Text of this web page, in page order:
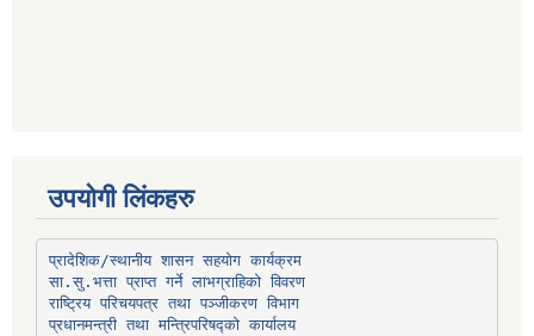
उपयोगी लिंकहरु
प्रादेशिक/स्थानीय शासन सहयोग कार्यक्रम
सा.सु.भत्ता प्राप्त गर्ने लाभग्राहिको विवरण
राष्ट्रिय परिचयपत्र तथा पञ्‍जीकरण विभाग
प्रधानमन्त्री तथा मन्त्रिपरिषद्को कार्यालय